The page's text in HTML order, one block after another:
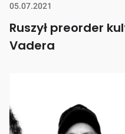
05.07.2021
Ruszył preorder
Vadera